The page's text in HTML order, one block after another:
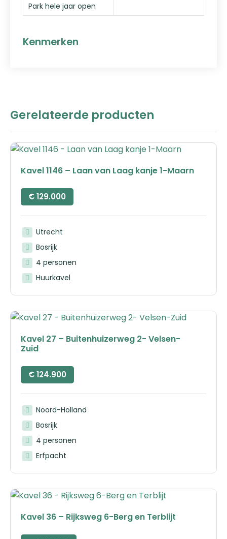
Park hele jaar open
Kenmerken
Gerelateerde producten
Kavel 1146 – Laan van Laag kanje 1-Maarn
€129.000
Utrecht
Bosrijk
4 personen
Huurkavel
Kavel 27 – Buitenhuizerweg 2- Velsen-
Zuid
€124.900
Noord-Holland
Bosrijk
4 personen
Erfpacht
Kavel 36 – Rijksweg 6-Berg en Terblijt